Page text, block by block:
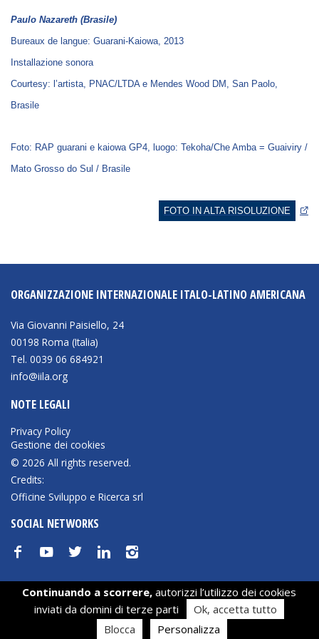
Empowerment socio- economico
Giustizia e Sicurezza
EUROsociAL
EL PAcCTO
EUROFRONT
COPOLAD III
AL-INVEST Verde
Audio
BIBLIOTECA
OPPORTUNITÀ
Bandi
Borse di studio
Alta Formazione
Albo fornitori
Contratti/Accordi/Grant
Paulo Nazareth (Brasile)
Bureaux de langue: Guarani-Kaiowa, 2013
Installazione sonora
Courtesy: l’artista, PNAC/LTDA e Mendes Wood DM, San Paolo,
Brasile
Foto: RAP guarani e kaiowa GP4, luogo: Tekoha/Che Amba = Guaiviry /
Mato Grosso do Sul / Brasile
FOTO IN ALTA RISOLUZIONE
ORGANIZZAZIONE INTERNAZIONALE ITALO-LATINO AMERICANA
Via Giovanni Paisiello, 24
00198 Roma (Italia)
Tel. 0039 06 684921
info@iila.org
NOTE LEGALI
Privacy Policy
Gestione dei cookies
© 2026 All rights reserved.
Credits:
Officine Sviluppo e Ricerca srl
SOCIAL NETWORKS
f y t n i
Informativa sulla raccolta
Le tue preferenze relative alla privacy
Continuando a scorrere, autorizzi l’utilizzo dei cookies
inviati da domini di terze parti
Ok, accetta tutto
Blocca
Personalizza